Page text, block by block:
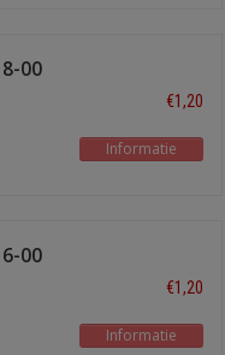
00
€1,20
Informatie
00
€1,20
Informatie